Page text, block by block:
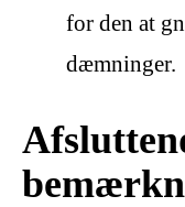
for den at
dæmninger.